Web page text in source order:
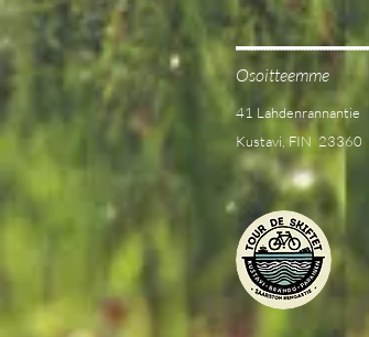
Osoitteemme
41 Lahdenrannantie
Kustavi, FIN 23360